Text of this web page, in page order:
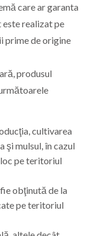
care ar garanta
realizat pe
prime de origine
produsul
cultivarea
şi mulsul, în cazul
pe teritoriul
obţinută de la
pe teritoriul